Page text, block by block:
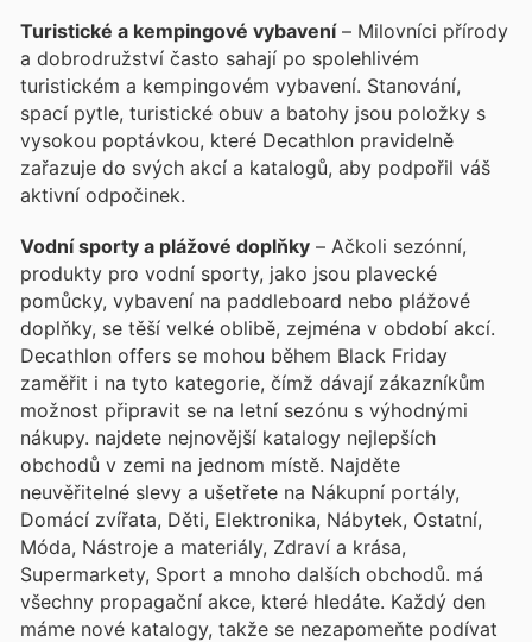
Turistické a kempingové vybavení– Milovníci přírody
a dobrodružství často sahají po spolehlivém
turistickém a kempingovém vybavení. Stanování,
spací pytle, turistické obuv a batohy jsou položky s
vysokou poptávkou, které Decathlon pravidelně
zařazuje do svých akcí a katalogů, aby podpořil váš
aktivní odpočinek.
Vodní sporty a plážové doplňky – Ačkoli sezónní,
produkty pro vodní sporty, jako jsou plavecké
pomůcky, vybavení na paddleboard nebo plážové
doplňky, se těší velké oblibě, zejména v období akcí.
Decathlon offers se mohou během Black Friday
zaměřit i na tyto kategorie, čímž dávají zákazníkům
možnost připravit se na letní sezónu s výhodnými
nákupy. najdete nejnovější katalogy nejlepších
obchodů v zemi na jednom místě. Najděte
neuvěřitelné slevy a ušetřete na Nákupní portály,
Domácí zvířata, Děti, Elektronika, Nábytek, Ostatní,
Móda, Nástroje a materiály, Zdraví a krása,
Supermarkety, Sport a mnoho dalších obchodů. má
všechny propagační akce, které hledáte. Každý den
máme nové katalogy, takže se nezapomeňte podívat